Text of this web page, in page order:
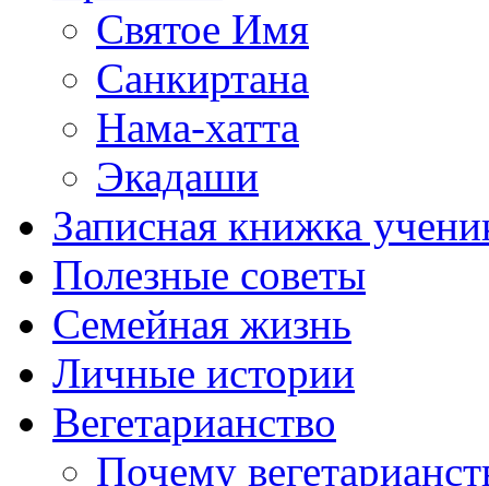
Святое Имя
Санкиртана
Нама-хатта
Экадаши
Записная книжка
Полезные советы
Семейная жизнь
Личные истории
Вегетарианство
Почему